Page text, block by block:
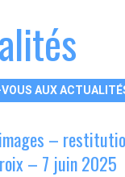
AUX
–
– 7 juin 2025